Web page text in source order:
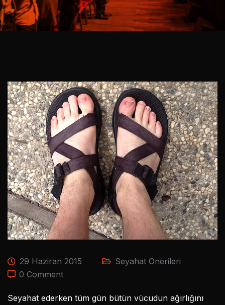
29 Haziran 2015
Seyahat Önerileri
0 Comment
Seyahat ederken tüm gün bütün vücudun ağırlığını